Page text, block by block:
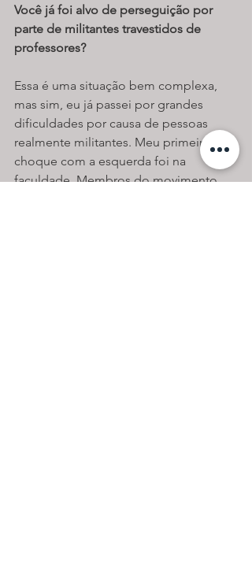
Você já foi alvo de perseguição por
parte de militantes travestidos de
professores?
Essa é uma situação bem complexa,
mas sim, eu já passei por grandes
dificuldades por causa de pessoas
realmente militantes. Meu primeiro
choque com a esquerda foi na
faculdade. Membros do movimento